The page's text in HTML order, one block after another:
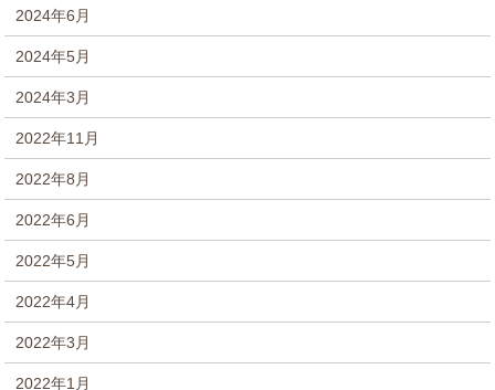
2024年6月
2024年5月
2024年3月
2022年11月
2022年8月
2022年6月
2022年5月
2022年4月
2022年3月
2022年1月